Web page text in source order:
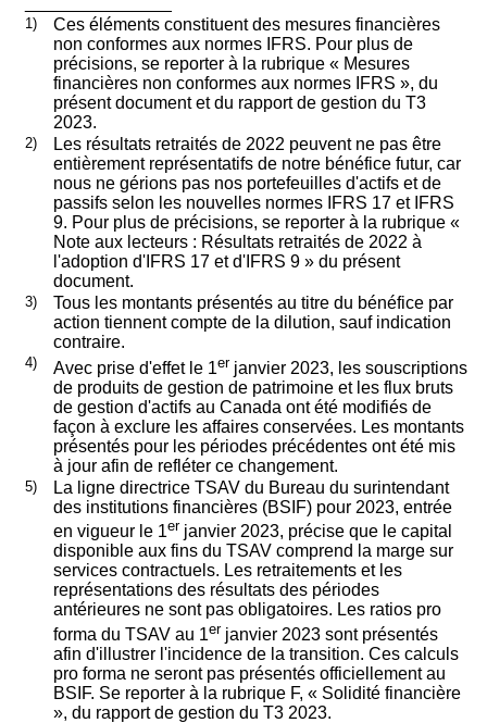
1)
Ces éléments constituent des mesures financières
non conformes aux normes IFRS. Pour plus de
précisions, se reporter à la rubrique « Mesures
financières non conformes aux normes IFRS », du
présent document et du rapport de gestion du T3
2023.
2)
Les résultats retraités de 2022 peuvent ne pas être
entièrement représentatifs de notre bénéfice futur, car
nous ne gérions pas nos portefeuilles d'actifs et de
passifs selon les nouvelles normes IFRS 17 et IFRS
9. Pour plus de précisions, se reporter à la rubrique «
Note aux lecteurs : Résultats retraités de 2022 à
l'adoption d'IFRS 17 et d'IFRS 9 » du présent
document.
3)
Tous les montants présentés au titre du bénéfice par
action tiennent compte de la dilution, sauf indication
contraire.
4) Avec prise d'effet le 1er janvier 2023, les souscriptions
de produits de gestion de patrimoine et les flux bruts
de gestion d'actifs au Canada ont été modifiés de
façon à exclure les affaires conservées. Les montants
présentés pour les périodes précédentes ont été mis
à jour afin de refléter ce changement.
5)
La ligne directrice TSAV du Bureau du surintendant
des institutions financières (BSIF) pour 2023, entrée
en vigueur le 1er janvier 2023, précise que le capital
disponible aux fins du TSAV comprend la marge sur
services contractuels. Les retraitements et les
représentations des résultats des périodes
antérieures ne sont pas obligatoires. Les ratios pro
forma du TSAV au 1er janvier 2023 sont présentés
afin d'illustrer l'incidence de la transition. Ces calculs
pro forma ne seront pas présentés officiellement au
BSIF. Se reporter à la rubrique F, « Solidité financière
», du rapport de gestion du T3 2023.